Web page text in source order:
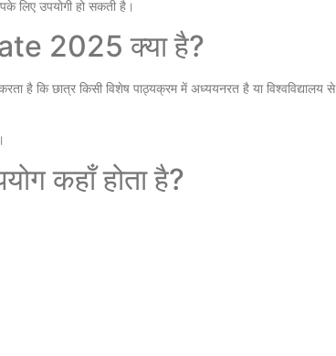
लिए उपयोगी हो सकती है।
2025 क्या है?
है कि छात्र किसी विशेष पाठ्यक्रम में अध्ययनरत है या विश्वविद्यालय से
कहाँ होता है?